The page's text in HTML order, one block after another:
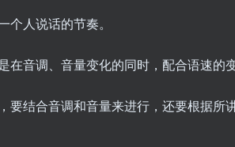
个人说话的节奏。
在音调、音量变化的同时，配合语速的
要结合音调和音量来进行，还要根据